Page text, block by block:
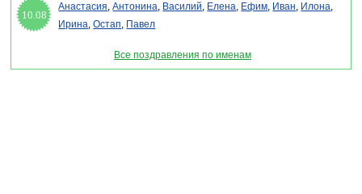
10.08
Анастасия,Антонина, Василий, Елена, Ефим, Иван, Илона,
Ирина,Остап, Павел
Все поздравления по именам